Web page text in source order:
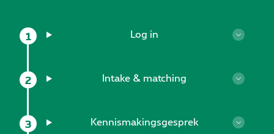
Log in
Intake & matching
Kennismakingsgesprek